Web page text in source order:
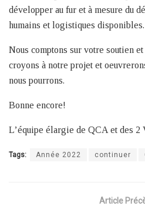
développer au fur et à mesure du
humains et logistiques disponibles.
Nous comptons sur votre soutien
croyons à notre projet et
nous pourrons.
Bonne encore!
L’équipe élargie de QCA et des 2
Tags: Année 2022 continuer
Article